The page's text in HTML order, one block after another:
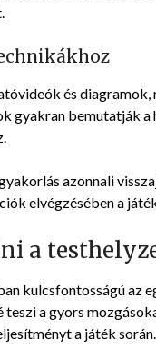
és
gyakran bemutatják a
azonnali
elvégzésében a
a
kulcsfontosságú az
a gyors
a játék során.